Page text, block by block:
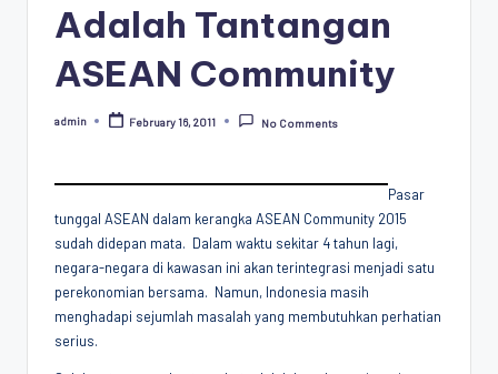
Democracy
(CPCD)
Universitas
Hasanuddin,
Akademik
Diplomasi
Indonesia
Adalah Tantangan
ASEAN Community
Posted
admin February 16, 2011 No Comments
Pasar
tunggal ASEAN dalam kerangka ASEAN Community 2015
sudah didepan mata. Dalam waktu sekitar 4 tahun lagi,
negara-negara di kawasan ini akan terintegrasi menjadi satu
perekonomian bersama. Namun, Indonesia masih
menghadapi sejumlah masalah yang membutuhkan perhatian
serius.